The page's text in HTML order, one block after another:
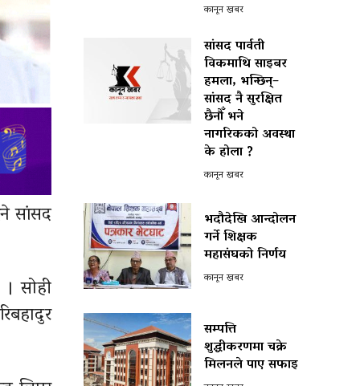
सांसद
सोही
कानून खबर
सांसद पार्वती
विकमाथि साइबर
हमला, भन्छिन्–
सांसद नै सुरक्षित
छैनौँ भने
नागरिकको अवस्था
के होला ?
कानून खबर
भदौदेखि आन्दोलन
गर्ने शिक्षक
महासंघको निर्णय
कानून खबर
सम्पत्ति
शुद्धीकरणमा चक्रे
मिलनले पाए सफाइ